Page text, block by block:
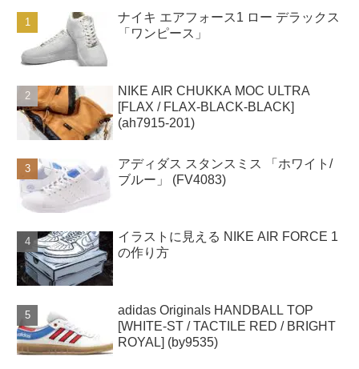
ナイキ エアフォース1 ロー デラックス
「ワンピース」
NIKE AIR CHUKKA MOC ULTRA
[FLAX / FLAX-BLACK-BLACK]
(ah7915-201)
アディダス スタンスミス 「ホワイト/
ブルー」 (FV4083)
イラストに見える NIKE AIR FORCE 1
の作り方
adidas Originals HANDBALL TOP
[WHITE-ST / TACTILE RED / BRIGHT
ROYAL] (by9535)